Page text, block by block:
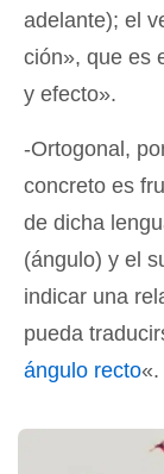
adelante); el
ción», que es
y efecto».
-Ortogonal,
concreto es
de dicha
(ángulo) y el
indicar una
pueda
ángulo recto«.